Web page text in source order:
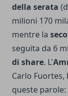
della serata
milioni 170
mentre la
seguita da 6
di share. L'
Carlo
queste parole: